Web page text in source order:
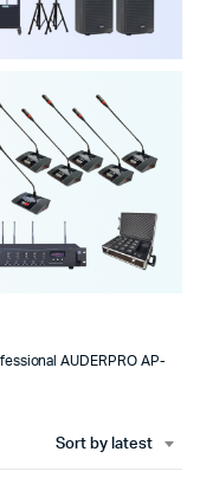
AUDERPRO AP-
Sort by latest